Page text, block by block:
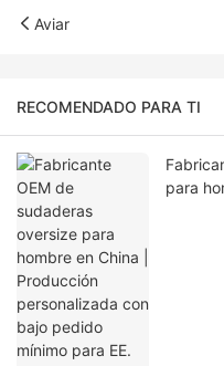
Aviar
RECOMENDADO PARA TI
para